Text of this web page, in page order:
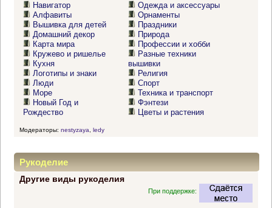
Навигатор
Алфавиты
Вышивка для детей
Домашний декор
Карта мира
Кружево и ришелье
Кухня
Логотипы и знаки
Люди
Море
Новый Год и
Рождество
Одежда и аксессуары
Орнаменты
Праздники
Природа
Профессии и хобби
Разные техники
вышивки
Религия
Спорт
Техника и транспорт
Фэнтези
Цветы и растения
Модераторы: nestyzaya ledy
Рукоделие
Другие виды рукоделия
При поддержке: